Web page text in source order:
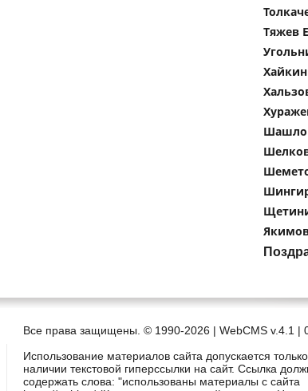
Тяжев
Все права защищены. © 1990-2026 | WebCMS v.4.1 |
Использование материалов сайта допускается
наличии текстовой гиперссылки на сайт. Ссылка
содержать слова: "использованы материалы с сайта